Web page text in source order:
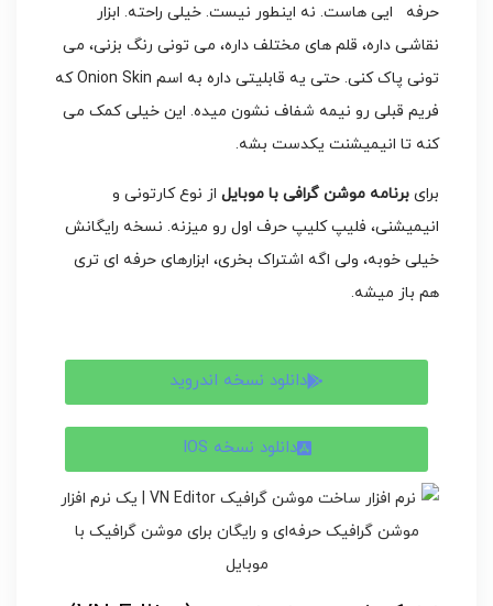
حرفه ایی هاست. نه اینطور نیست. خیلی راحته. ابزار
نقاشی داره، قلم های مختلف داره، می تونی رنگ بزنی، می
تونی پاک کنی. حتی یه قابلیتی داره به اسم Onion Skin که
فریم قبلی رو نیمه شفاف نشون میده. این خیلی کمک می
کنه تا انیمیشنت یکدست بشه.
برای برنامه موشن گرافی با موبایل از نوع کارتونی و
انیمیشنی، فلیپ کلیپ حرف اول رو میزنه. نسخه رایگانش
خیلی خوبه، ولی اگه اشتراک بخری، ابزارهای حرفه ای تری
هم باز میشه.
دانلود نسخه اندروید
دانلود نسخه IOS